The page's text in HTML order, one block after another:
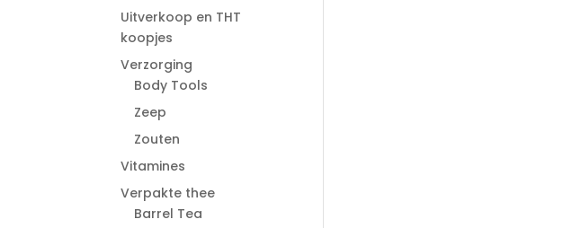
Uitverkoop en THT
koopjes
Verzorging
Body Tools
Zeep
Zouten
Vitamines
Verpakte thee
Barrel Tea